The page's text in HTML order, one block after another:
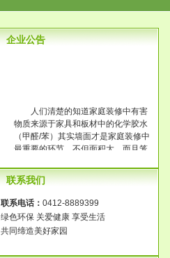
企业公告
人们清楚的知道家庭装修中有害
物质来源于家具和板材中的化学胶水
（甲醛/苯）其实墙面才是家庭装修中
最重要的环节，不但面积大，而且笼
量的化学胶水，它的释放时间长达3-8
年，长时间在一个污染的环境中生
联系我们
联系电话： 0412-8889399
绿色环保 关爱健康 享受生活
共同缔造美好家园